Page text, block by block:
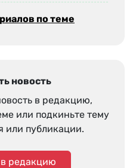
по теме
новость
в редакцию,
или подкиньте тему
или публикации.
редакцию